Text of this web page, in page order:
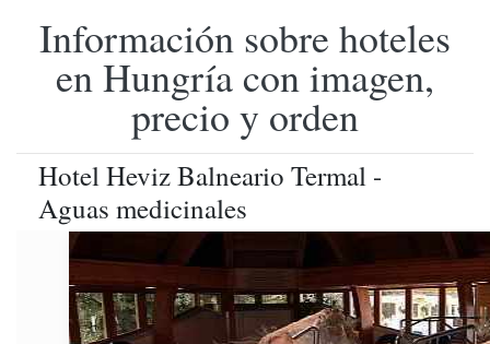
Información sobre hoteles
en Hungría con imagen,
precio y orden
Hotel Heviz Balneario Termal -
Aguas medicinales